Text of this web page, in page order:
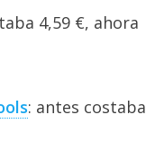
4,59 €, ahora
: antes costaba